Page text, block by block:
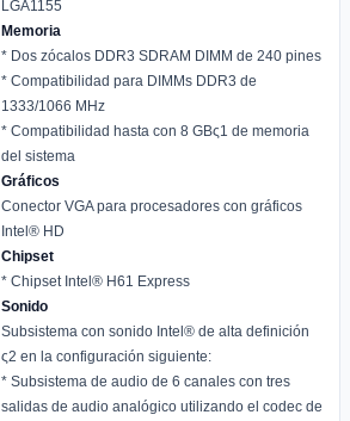
LGA1155
Memoria
* Dos zócalos DDR3 SDRAM DIMM de 240 pines
* Compatibilidad para DIMMs DDR3 de
1333/1066 MHz
* Compatibilidad hasta con 8 GBς1 de memoria
del sistema
Gráficos
Conector VGA para procesadores con gráficos
Intel® HD
Chipset
* Chipset Intel® H61 Express
Sonido
Subsistema con sonido Intel® de alta definición
ς2 en la configuración siguiente:
* Subsistema de audio de 6 canales con tres
salidas de audio analógico utilizando el codec de